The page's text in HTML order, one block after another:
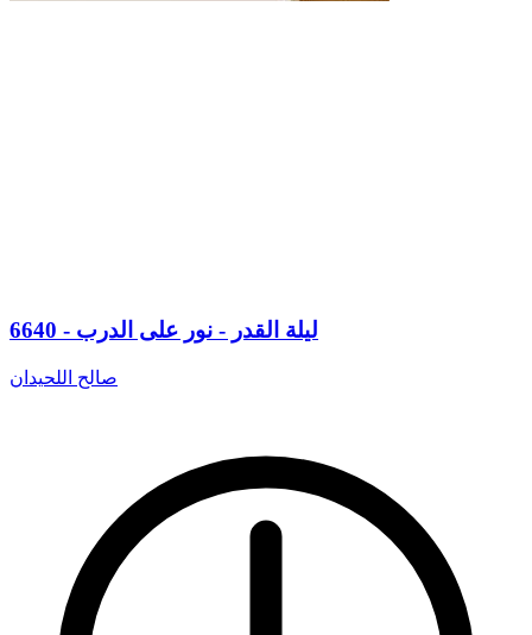
6640 - ليلة القدر - نور على الدرب
صالح اللحيدان